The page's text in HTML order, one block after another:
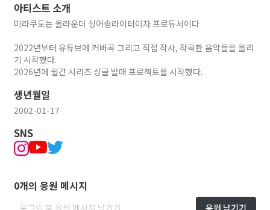
아티스트 소개
미라쿠도는 올라운더 싱어송라이터이자 프로듀서이다
2022년부터 유튜브에 커버곡 그리고 직접 작사, 작곡한 음악들을 올리
기 시작했다.
2026년에 월간 시리즈 싱글 발매 프로젝트를 시작했다.
생년월일
2002-01-17
SNS
0개의 응원 메시지
응원 남기기